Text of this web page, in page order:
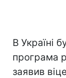
В Україні
програма
заявив